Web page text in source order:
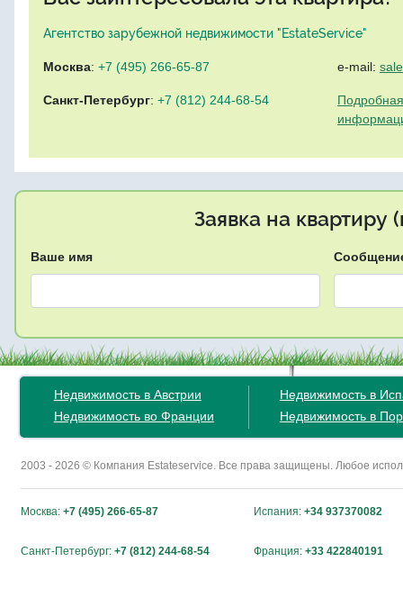
Агентство зарубежной недвижимости "EstateService"
Москва: +7 (495) 266-65-87
Санкт-Петербург: +7 (812) 244-68-54
e-mail:
Заявка на квартиру
Ваше имя
Недвижимость в Австрии
Недвижимость во Франции
Недвижимость в
Недвижимость в
2003 - 2026 © Компания Estateservice. Все права защищены. Любое
Москва: +7 (495) 266-65-87 Испания: +34 937370082
Санкт-Петербург: +7 (812) 244-68-54 Франция: +33 422840191